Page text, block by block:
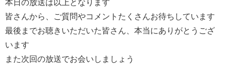
本日の放送は以上となります
皆さんから、ご質問やコメントたくさんお待ちしています
最後までお聴きいただいた皆さん、本当にありがとうござ
います
また次回の放送でお会いしましょう